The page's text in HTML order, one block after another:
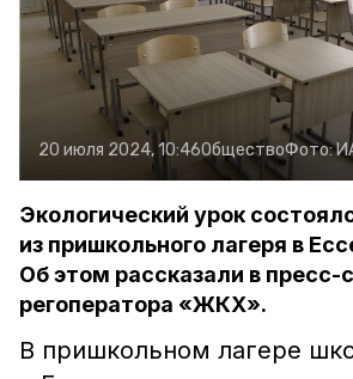
20 июля 2024, 10:46ОбществоФото:
Экологический урок
из пришкольного лагеря в
Об этом рассказали в пресс-
регоператора «ЖКХ».
В пришкольном лагере